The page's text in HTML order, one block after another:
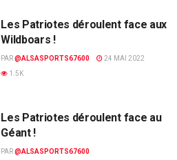
Les Patriotes déroulent face aux
Wildboars !
PAR@ALSASPORTS67600
24 MAI 2022
1.5K
Les Patriotes déroulent face au
Géant !
PAR@ALSASPORTS67600